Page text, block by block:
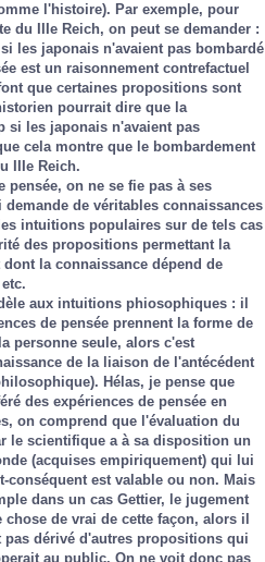
l'histoire). Par exemple, pour
du IIIe Reich, on peut se demander :
les japonais n'avaient pas bombardé
est un raisonnement contrefactuel
que certaines propositions sont
pourrait dire que la
si les japonais n'avaient pas
cela montre que le bombardement
IIIe Reich.
pensée, on ne se fie pas à ses
de véritables connaissances
intuitions populaires sur de tels cas
des propositions permettant la
la connaissance dépend de
aux intuitions phiosophiques : il
de pensée prennent la forme de
personne seule, alors c'est
de la liaison de l'antécédent
Hélas, je pense que
des expériences de pensée en
on comprend que l'évaluation du
le scientifique a à sa disposition un
(acquises empiriquement) qui lui
conséquent est valable ou non. Mais
dans un cas Gettier, le jugement
de vrai de cette façon, alors il
dérivé d'autres propositions qui
au public. On ne voit donc pas